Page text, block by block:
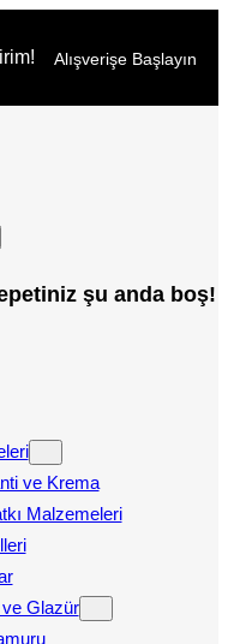
Alışverişe Başlayın
şu anda boş!
ve Krema
Malzemeleri
Glazür